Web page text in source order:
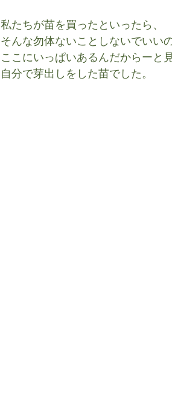
私たちが苗を買ったといったら、
そんな勿体ないことしないでいいの
ここにいっぱいあるんだからーと
自分で芽出しをした苗でした。